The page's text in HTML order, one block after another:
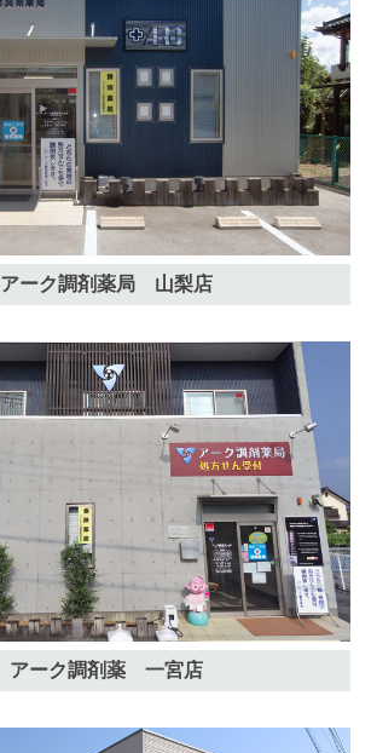
アーク調剤薬局 山梨店
アーク調剤薬 一宮店